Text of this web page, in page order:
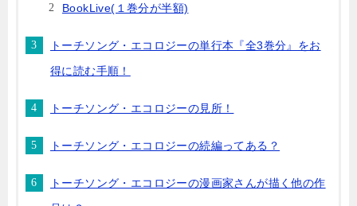
BookLive(１巻分が半額)
トーチソング・エコロジーの単行本『全3巻分』をお
得に読む手順！
トーチソング・エコロジーの見所！
トーチソング・エコロジーの続編ってある？
トーチソング・エコロジーの漫画家さんが描く他の作